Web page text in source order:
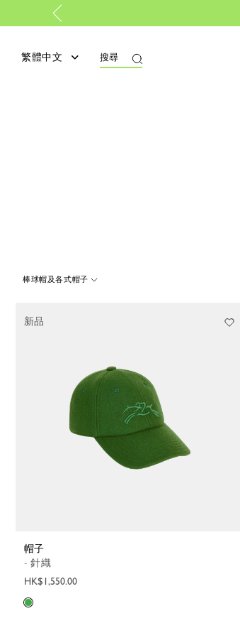
繁體中文 搜尋
棒球帽及各式帽子
帽子
- 針織
HK$1,550.00
新品